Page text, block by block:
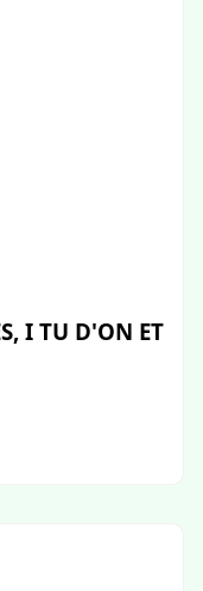
I TU D'ON ET